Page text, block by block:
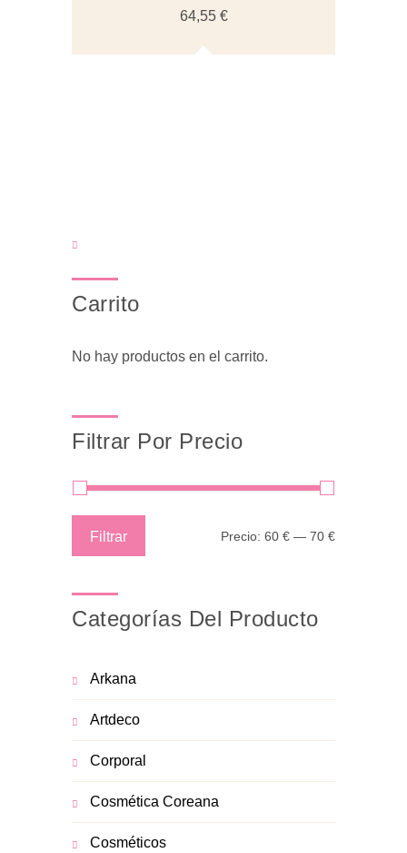
64,55 €
Carrito
No hay productos en el carrito.
Filtrar Por Precio
Filtrar Precio: 60 € — 70 €
Categorías Del Producto
Arkana
Artdeco
Corporal
Cosmética Coreana
Cosméticos